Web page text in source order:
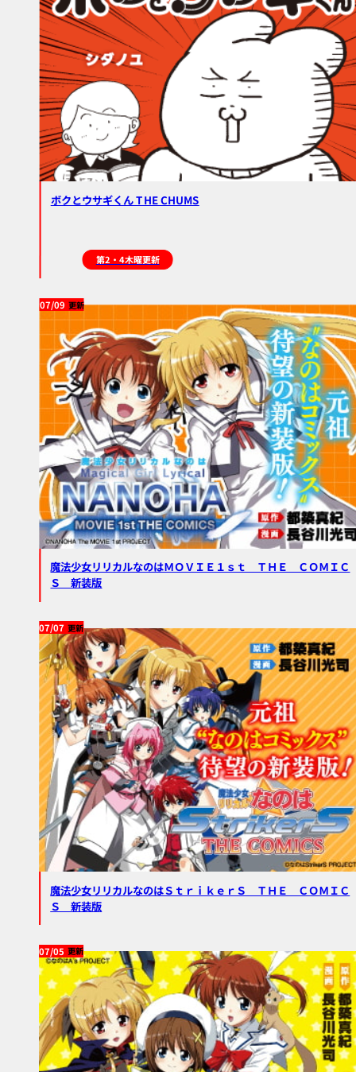
ボクとウサギくん THE CHUMS
第2・4木曜更新
07/09
魔法少女リリカルなのはＭＯＶＩＥ１ｓｔ ＴＨＥ ＣＯＭＩＣ
Ｓ 新装版
07/07
魔法少女リリカルなのはＳｔｒｉｋｅｒＳ ＴＨＥ ＣＯＭＩＣ
Ｓ 新装版
07/05